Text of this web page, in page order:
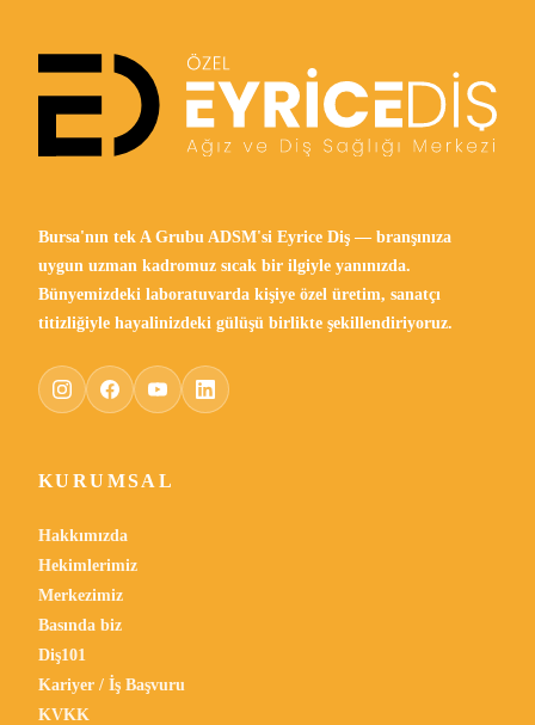
Bursa'nın tek A Grubu ADSM'si Eyrice Diş — branşınıza
uygun uzman kadromuz sıcak bir ilgiyle yanınızda.
Bünyemizdeki laboratuvarda kişiye özel üretim, sanatçı
titizliğiyle hayalinizdeki gülüşü birlikte şekillendiriyoruz.
KURUMSAL
Hakkımızda
Hekimlerimiz
Merkezimiz
Basında biz
Diş101
Kariyer / İş Başvuru
KVKK